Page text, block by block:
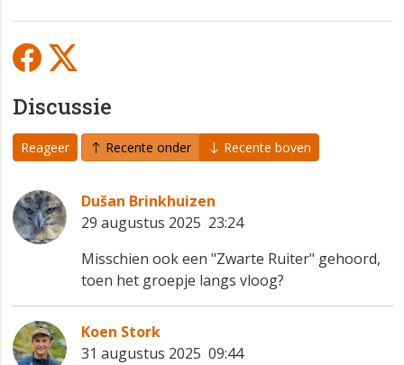
Discussie
Reageer Recente onder Recente boven
Dušan Brinkhuizen
29 augustus 2025 23:24
Misschien ook een "Zwarte Ruiter" gehoord,
toen het groepje langs vloog?
Koen Stork
31 augustus 2025 09:44